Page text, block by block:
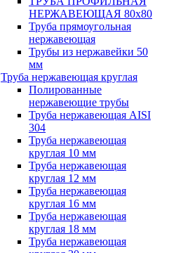
НЕРЖАВЕЮЩАЯ 80х80
Труба прямоугольная
нержавеющая
Трубы из нержавейки 50
мм
Труба нержавеющая круглая
Полированные
нержавеющие трубы
Труба нержавеющая AISI
304
Труба нержавеющая
круглая 10 мм
Труба нержавеющая
круглая 12 мм
Труба нержавеющая
круглая 16 мм
Труба нержавеющая
круглая 18 мм
Труба нержавеющая